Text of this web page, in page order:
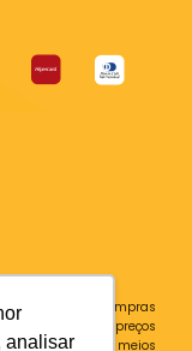
analisar
apenas para compras
que os preços
em outros meios